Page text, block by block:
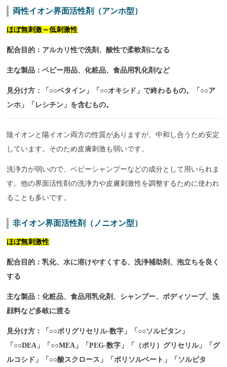
両性イオン界面活性剤（アンホ型）
ほぼ無刺激～低刺激性
配合目的：アルカリ性で洗剤、酸性で柔軟剤になる
主な製品：ベビー用品、化粧品、食品用乳化剤など
見分け方：「○○ベタイン」「○○オキシド」で終わるもの。「○○ア
ンホ」「レシチン」を含むもの。
陰イオンと陽イオン両方の性質がありますが、中和し合うため安定
しています。そのため皮膚刺激も弱いです。
洗浄力が弱いので、ベビーシャンプーなどの成分として用いられま
す。他の界面活性剤の洗浄力や皮膚刺激性を調整するために使われ
ることも多いです。
非イオン界面活性剤（ノニオン型）
ほぼ無刺激性
配合目的：乳化、水に溶けやすくする、洗浄補助剤、泡立ちを良く
する
主な製品：化粧品、食品用乳化剤、シャンプー、ボディソープ、洗
顔料など多岐に渡る
見分け方：「○○ポリグリセリル-数字」「○○ソルビタン」
「○○DEA」「○○MEA」「PEG-数字」「（ポリ）グリセリル」「グ
ルコシド」「○○酸スクロース」「ポリソルベート」「ソルビタ